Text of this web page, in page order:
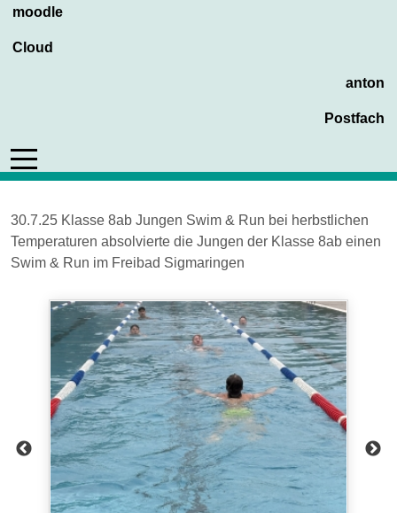
moodle
Cloud
anton
Postfach
Mobile Menu Toggle
30.7.25 Klasse 8ab Jungen Swim & Run bei herbstlichen
Temperaturen absolvierte die Jungen der Klasse 8ab einen
Swim & Run im Freibad Sigmaringen